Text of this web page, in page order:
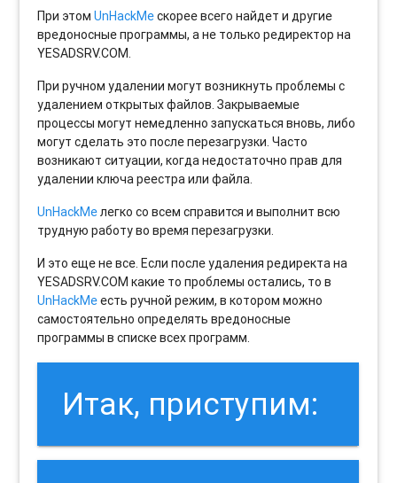
При этомUnHackMeскорее всего найдет и другие
вредоносные программы, а не только редиректор на
YESADSRV.COM.
При ручном удалении могут возникнуть проблемы с
удалением открытых файлов. Закрываемые
процессы могут немедленно запускаться вновь, либо
могут сделать это после перезагрузки. Часто
возникают ситуации, когда недостаточно прав для
удалении ключа реестра или файла.
UnHackMeлегко со всем справится и выполнит всю
трудную работу во время перезагрузки.
И это еще не все. Если после удаления редиректа на
YESADSRV.COM какие то проблемы остались, то в
UnHackMeесть ручной режим, в котором можно
самостоятельно определять вредоносные
программы в списке всех программ.
Итак, приступим: